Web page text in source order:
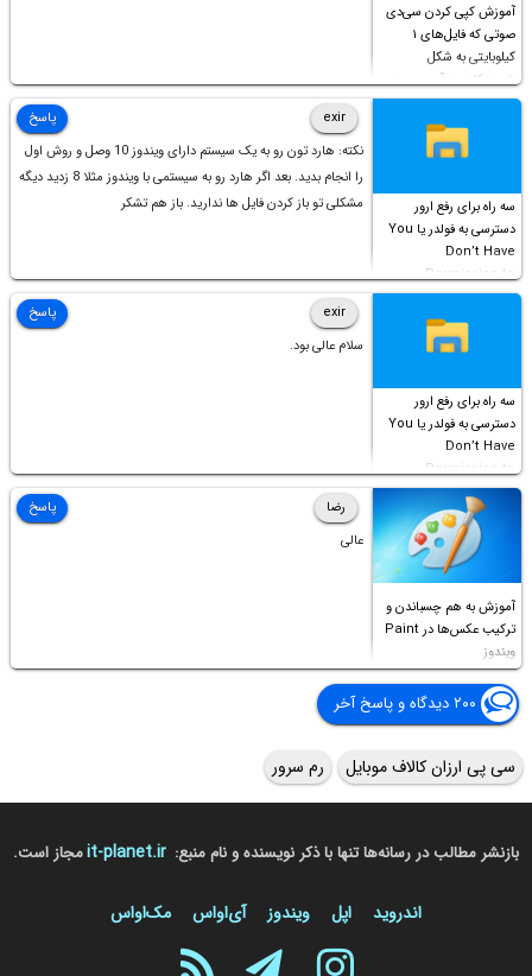
آموزش کپی کردن سی‌دی
صوتی که فایل‌های ۱
کیلوبایتی به شکل
شورت‌کات در آن موجود
است!
سه راه برای رفع ارور
دسترسی به فولدر یا You
Don’t Have
Permission to
Access this folder
exir
نکته: هارد تون رو به یک سیستم دارای ویندوز 10 وصل و روش اول
را انجام بدید. بعد اگر هارد رو به سیستمی با ویندوز مثلا 8 زدید دیگه
مشکلی تو باز کردن فایل ها ندارید. باز هم تشکر
پاسخ
سه راه برای رفع ارور
دسترسی به فولدر یا You
Don’t Have
Permission to
Access this folder
exir
سلام عالی بود.
پاسخ
آموزش به هم چسباندن و
ترکیب عکس‌ها در Paint
ویندوز
رضا
عالی
پاسخ
۲۰۰ دیدگاه و پاسخ آخر
سی پی ارزان کالاف موبایل رم سرور
بازنشر مطالب در رسانه‌ها تنها با ذکر نویسنده و نام منبع: it-planet.irمجاز است.
اندروید اپل ویندوز آی‌او‌اس مک‌او‌اس